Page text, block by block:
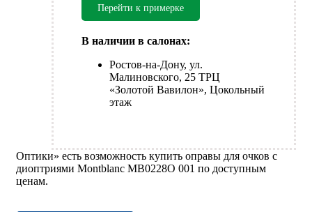
Перейти к примерке
В наличии в салонах:
Ростов-на-Дону, ул.
Малиновского, 25 ТРЦ
«Золотой Вавилон», Цокольный
этаж
Оптики» есть возможность купить оправы для очков с
диоптриями Montblanc MB0228O 001 по доступным
ценам.